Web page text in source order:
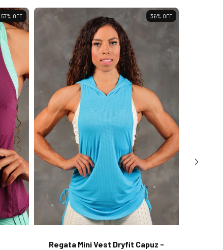
57% OFF 36% OFF
Regata Mini Vest Dryfit Capuz -